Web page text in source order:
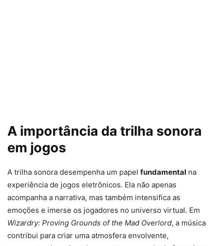
A importância da trilha sonora
em jogos
A trilha sonora desempenha um papel fundamental na
experiência de jogos eletrônicos. Ela não apenas
acompanha a narrativa, mas também intensifica as
emoções e imerse os jogadores no universo virtual. Em
Wizardry: Proving Grounds of the Mad Overlord, a música
contribui para criar uma atmosfera envolvente,